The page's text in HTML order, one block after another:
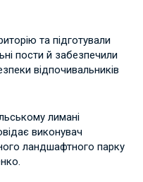
та підготували
пости й забезпечили
відпочивальників
лимані
виконувач
ландшафтного парку